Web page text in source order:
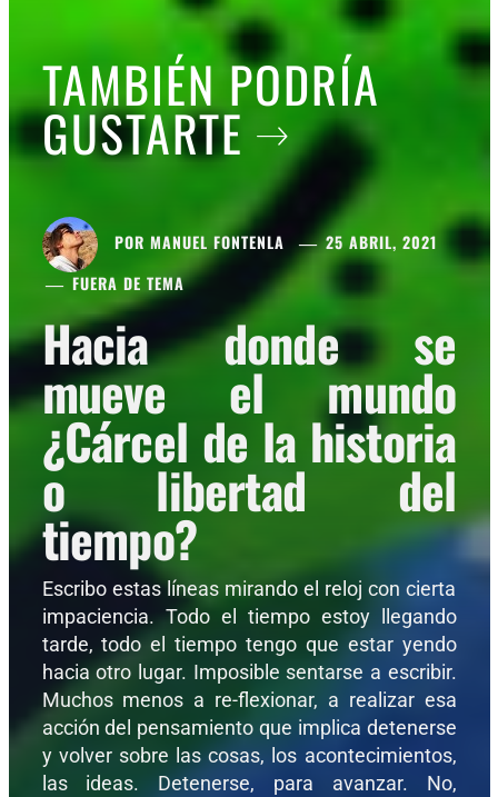
TAMBIÉN PODRÍA
GUSTARTE
POR MANUEL FONTENLA
25 ABRIL, 2021
FUERA DE TEMA
Hacia donde se
mueve el mundo
¿Cárcel de la historia
o libertad del
tiempo?
Escribo estas líneas mirando el reloj con cierta
impaciencia. Todo el tiempo estoy llegando
tarde, todo el tiempo tengo que estar yendo
hacia otro lugar. Imposible sentarse a escribir.
Muchos menos a re-flexionar, a realizar esa
acción del pensamiento que implica detenerse
y volver sobre las cosas, los acontecimientos,
las ideas. Detenerse, para avanzar. No,